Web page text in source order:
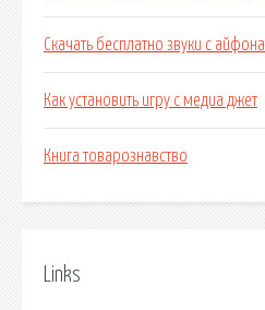
Скачать бесплатно звуки с айфона
Как установить игру с медиа джет
Книга товарознавство
Links